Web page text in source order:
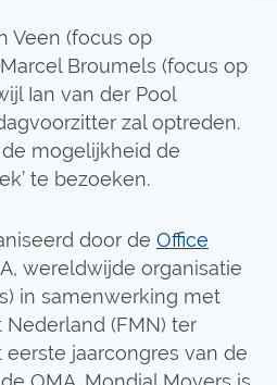
Veen (focus op
Broumels (focus op
Ian van der Pool
zal optreden.
mogelijkheid de
te bezoeken.
door de Office
wereldwijde organisatie
in samenwerking met
(FMN) ter
jaarcongres van de